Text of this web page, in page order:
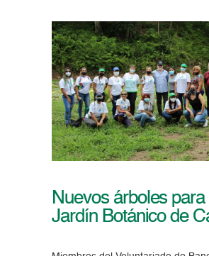
Nuevos árboles para
Jardín Botánico de